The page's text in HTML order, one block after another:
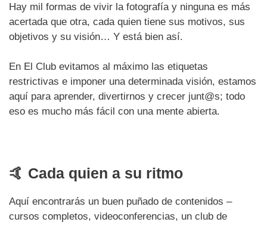
Hay mil formas de vivir la fotografía y ninguna es más
acertada que otra, cada quien tiene sus motivos, sus
objetivos y su visión… Y está bien así.
En El Club evitamos al máximo las etiquetas
restrictivas e imponer una determinada visión, estamos
aquí para aprender, divertirnos y crecer junt@s; todo
eso es mucho más fácil con una mente abierta.
🤙 Cada quien a su ritmo
Aquí encontrarás un buen puñado de contenidos –
cursos completos, videoconferencias, un club de